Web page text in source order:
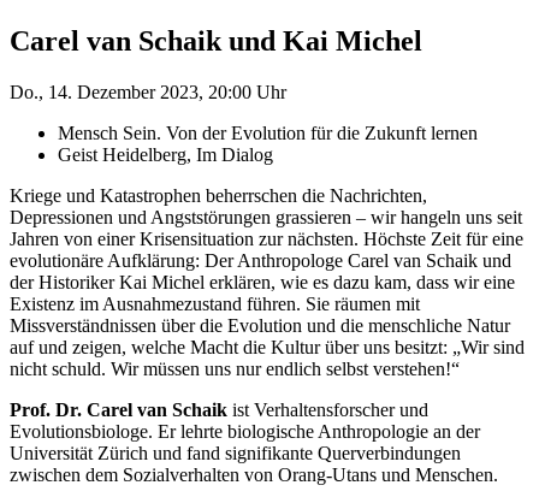
Carel van Schaik und Kai Michel
Do., 14. Dezember 2023, 20:00 Uhr
Mensch Sein. Von der Evolution für die Zukunft lernen
Geist Heidelberg, Im Dialog
Kriege und Katastrophen beherrschen die Nachrichten,
Depressionen und Angststörungen grassieren – wir hangeln uns seit
Jahren von einer Krisensituation zur nächsten. Höchste Zeit für eine
evolutionäre Aufklärung: Der Anthropologe Carel van Schaik und
der Historiker Kai Michel erklären, wie es dazu kam, dass wir eine
Existenz im Ausnahmezustand führen. Sie räumen mit
Missverständnissen über die Evolution und die menschliche Natur
auf und zeigen, welche Macht die Kultur über uns besitzt: „Wir sind
nicht schuld. Wir müssen uns nur endlich selbst verstehen!“
Prof. Dr. Carel van Schaik ist Verhaltensforscher und
Evolutionsbiologe. Er lehrte biologische Anthropologie an der
Universität Zürich und fand signifikante Querverbindungen
zwischen dem Sozialverhalten von Orang-Utans und Menschen.